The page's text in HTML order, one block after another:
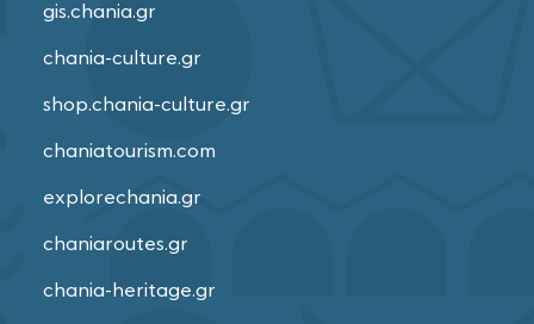
gis.chania.gr
chania-culture.gr
shop.chania-culture.gr
chaniatourism.com
explorechania.gr
chaniaroutes.gr
chania-heritage.gr